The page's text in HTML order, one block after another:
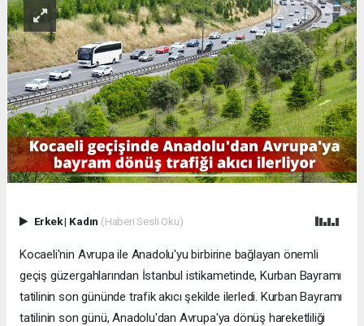
Erkek| Kadın (Haberi Sesli Oku)
Kocaeli'nin Avrupa ile Anadolu'yu birbirine bağlayan önemli
geçiş güzergahlarından İstanbul istikametinde, Kurban Bayramı
tatilinin son gününde trafik akıcı şekilde ilerledi. Kurban Bayramı
tatilinin son günü, Anadolu'dan Avrupa'ya dönüş hareketliliği